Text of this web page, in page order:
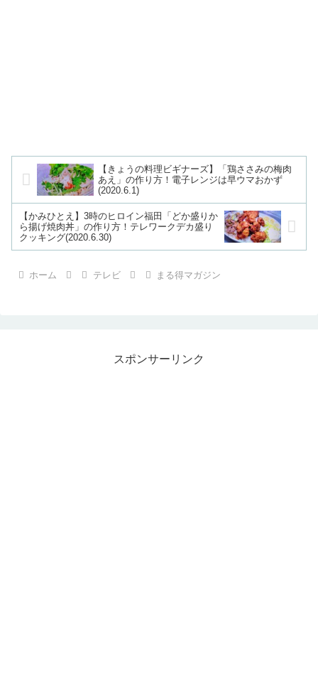
【きょうの料理ビギナーズ】「鶏ささみの梅肉
あえ」の作り方！電子レンジは早ウマおかず
(2020.6.1)
【かみひとえ】3時のヒロイン福田「どか盛りか
ら揚げ焼肉丼」の作り方！テレワークデカ盛り
クッキング(2020.6.30)
ホーム テレビ まる得マガジン
スポンサーリンク